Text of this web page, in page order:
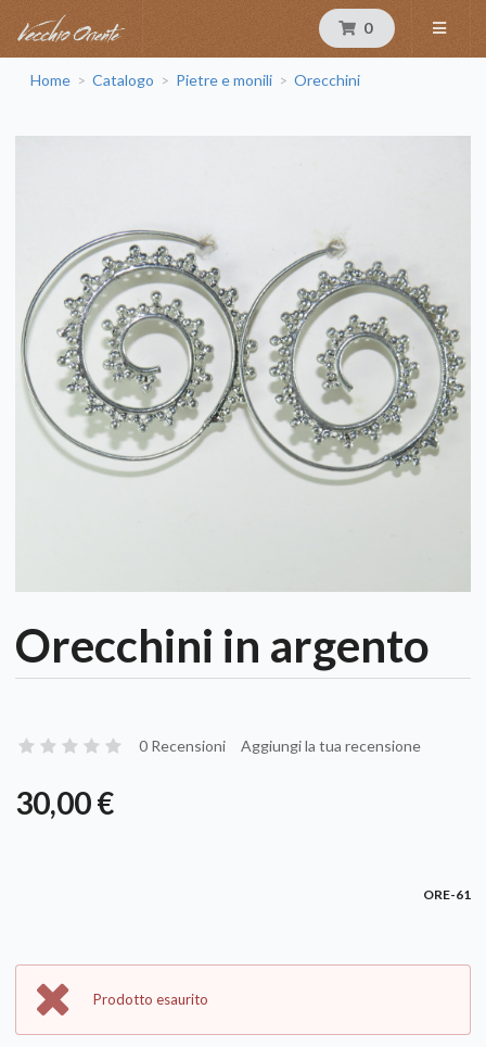
0
Home > Catalogo > Pietre e monili > Orecchini
Orecchini in argento
0 Recensioni Aggiungi la tua recensione
30,00 €
ORE-61
Prodotto esaurito